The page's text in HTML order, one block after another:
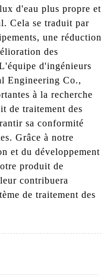
d'eau plus propre et
Cela se traduit par
une réduction
des
d'ingénieurs
Engineering Co.,
à la recherche
de traitement des
sa conformité
Grâce à notre
et du développement
produit de
contribuera
de traitement des